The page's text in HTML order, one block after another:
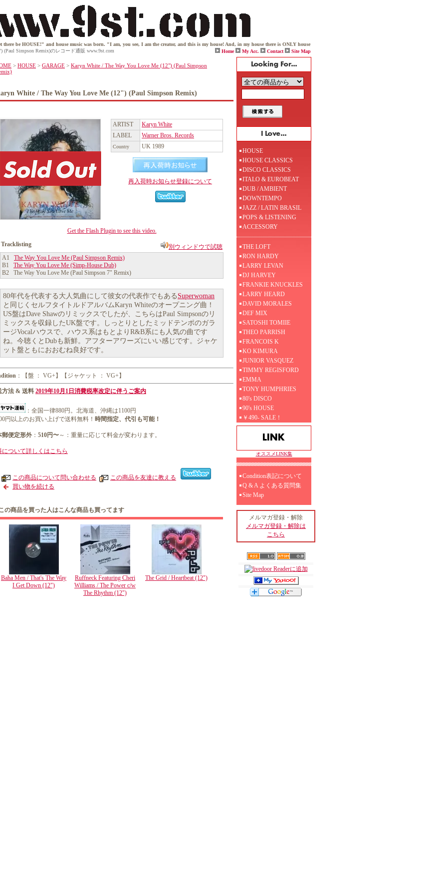
and house music was born. "I am, you see, I am the creator, and this is my house! And, in my house there is ONLY house music. But, I am not so selfish because once you enter my
(Paul Simpson Remix)のレコード通販 www.9st.com
Home My Acc. Contact Site Map
> HOUSE > GARAGE > Karyn White / The Way You Love Me (12") (Paul Simpson
White / The Way You Love Me (12") (Paul Simpson Remix)
ARTIST
Karyn White
LABEL
Warner Bros. Records
Country UK 1989
再入荷時お知らせ登録について
Get the Flash Plugin to see this video.
Tracklisting
別ウィンドウで試聴
A1 The Way You Love Me (Paul Simpson Remix)
B1 The Way You Love Me (Simp-House Dub)
B2 The Way You Love Me (Paul Simpson 7" Remix)
80年代を代表する大人気曲にして彼女の代表作でもある Superwoman
と同じくセルフタイトルドアルバムKaryn Whiteのオープニング曲！
US盤はDave Shawのリミックスでしたが、こちらはPaul Simpsonのリ
ミックスを収録したUK盤です。しっとりとしたミッドテンポのガラ
ージVocalハウスで、ハウス系はもとよりR&B系にも人気の曲です
ね。今聴くとDubも新鮮。アフターアワーズにいい感じです。ジャケ
ット盤ともにおおむね良好です。
：【盤 ： VG+】【ジャケット ： VG+】
方法 & 送料 2019年10月1日消費税率改定に伴うご案内
：全国一律880円。北海道、沖縄は1100円
円以上のお買い上げで送料無料！ 時間指定、代引も可能！
郵便定形外： 510円〜～：重量に応じて料金が変わります。
について詳しくはこちら
この商品について問い合わせる
この商品を友達に教える
買い物を続ける
の商品を買った人はこんな商品も買ってます
Baha Men / That's The Way
I Get Down (12")
Ruffneck Featuring Cheri
Williams / The Power c/w
The Rhythm (12")
The Grid / Heartbeat (12")
HOUSE
HOUSE CLASSICS
DISCO CLASSICS
ITALO & EUROBEAT
DUB / AMBIENT
DOWNTEMPO
JAZZ / LATIN BRASIL
POPS & LISTENING
ACCESSORY
THE LOFT
RON HARDY
LARRY LEVAN
DJ HARVEY
FRANKIE KNUCKLES
LARRY HEARD
DAVID MORALES
DEF MIX
SATOSHI TOMIIE
THEO PARRISH
FRANCOIS K
KO KIMURA
JUNIOR VASQUEZ
TIMMY REGISFORD
EMMA
TONY HUMPHRIES
80's DISCO
90's HOUSE
￥490- SALE！
オススメLINK集
Condition表記について
Q & A よくある質問集
Site Map
メルマガ登録・解除
メルマガ登録・解除は
こちら